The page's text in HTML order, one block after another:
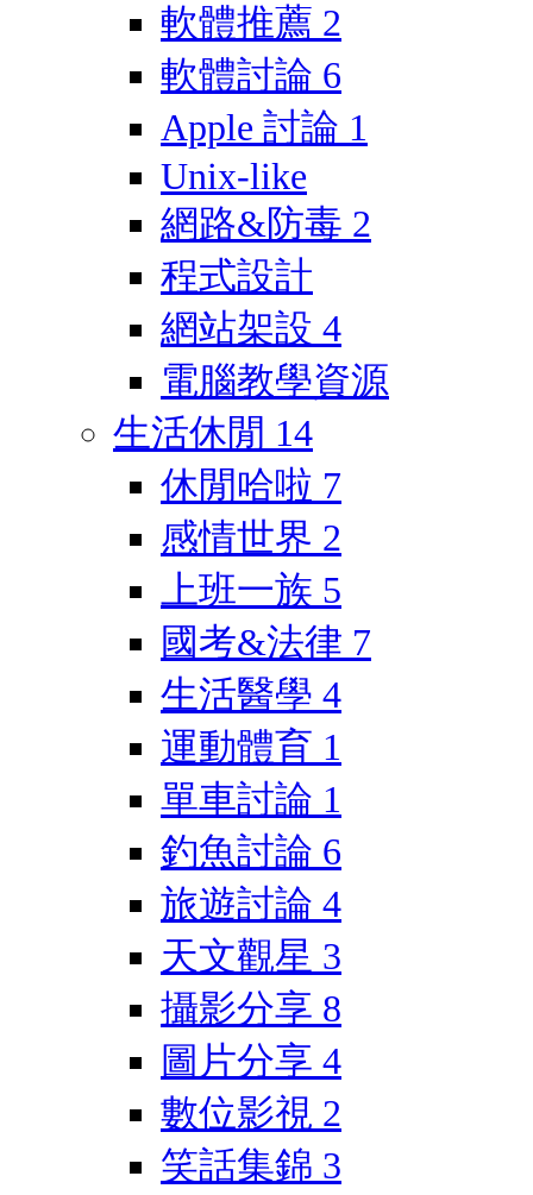
軟體推薦 2
軟體討論 6
Apple 討論 1
Unix-like
網路&防毒 2
程式設計
網站架設 4
電腦教學資源
生活休閒 14
休閒哈啦 7
感情世界 2
上班一族 5
國考&法律 7
生活醫學 4
運動體育 1
單車討論 1
釣魚討論 6
旅遊討論 4
天文觀星 3
攝影分享 8
圖片分享 4
數位影視 2
笑話集錦 3